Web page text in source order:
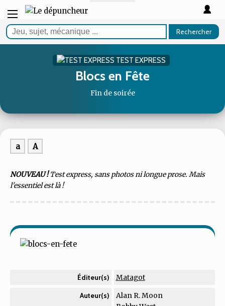
Rechercher
TEST EXPRESS
Blocs en Fête
Fin de soirée
a A
NOUVEAU !Test express, sans photos ni longue prose. Mais
l'essentiel est là !
Éditeur(s) Matagot
Auteur(s)
Alan R. Moon